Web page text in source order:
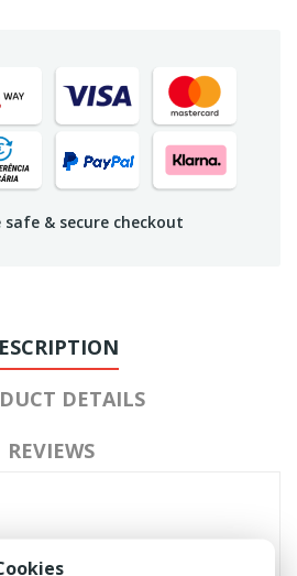
& secure checkout
DETAILS
REVIEWS